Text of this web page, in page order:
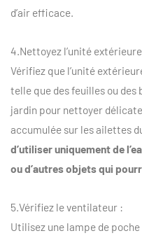
d’air efficace.
4.Nettoyez l’unité
Vérifiez que l’unité
telle que des feuilles ou des
jardin pour nettoyer
accumulée sur les ailettes
d’utiliser uniquement de
ou d’autres objets qui
5.Vérifiez le ventilateur :
Utilisez une lampe de